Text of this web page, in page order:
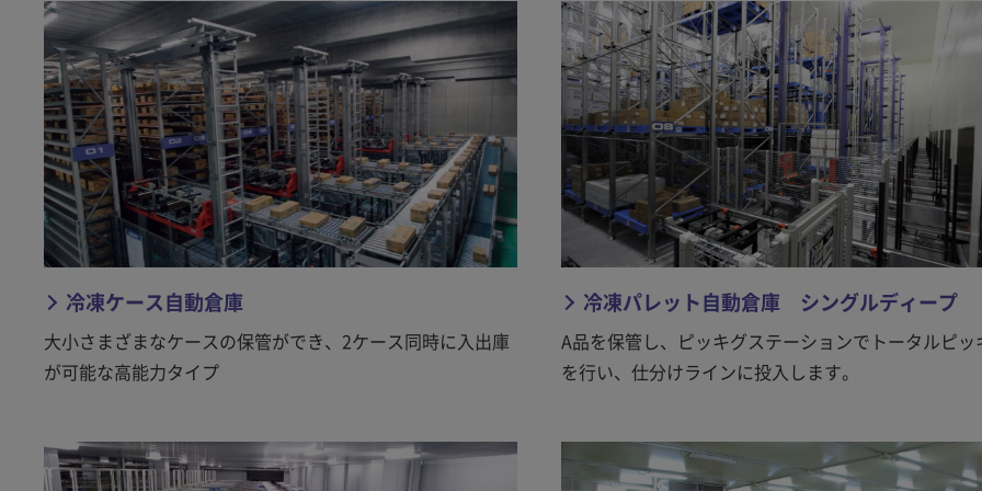
冷凍ケース自動倉庫
大小さまざまなケースの保管ができ、2ケース同時に入出庫
が可能な高能力タイプ
冷凍パレット自動倉庫 シングルディープ
A品を保管し、ピッキグステーションでトータルピッ
を行い、仕分けラインに投入します。